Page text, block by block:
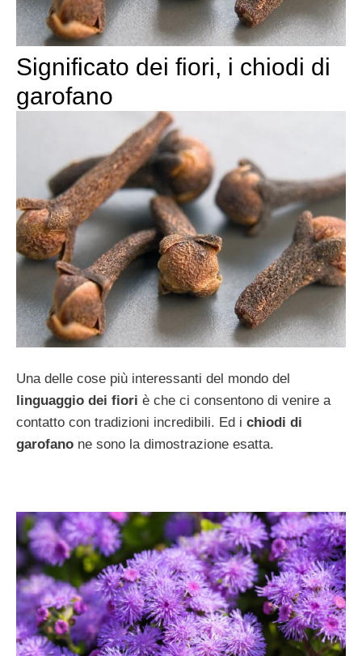
Significato dei fiori, i chiodi di
garofano
Una delle cose più interessanti del mondo del
linguaggio dei fiori è che ci consentono di venire a
contatto con tradizioni incredibili. Ed i chiodi di
garofano ne sono la dimostrazione esatta.